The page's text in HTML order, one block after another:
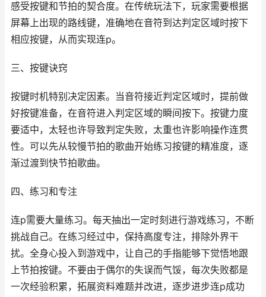
感受按键和节拍的契合度。在传统玩法下，玩家需要根据
屏幕上出现的路线键，准确地在音符到达判定区域时按下
相应按键，从而实现连p。
三、按键诀窍
按键时机特别决定因素。当音符接近判定区域时，提前做
好按键准备，在音符进入判定区域的瞬间按下。按键力度
要适中，太轻也许导致判定失败，太重也许影响操作连贯
性。可以先从较慢节拍的歌曲开始练习按键的精准度，逐
渐过渡到快节拍歌曲。
四、练习和专注
连p需要大量练习。每天抽出一定时刻进行游戏练习，不断
挑战自己。在练习经过中，保持高度专注，排除外界干
扰。全身心投入到游戏中，让自己的手指能够下觉悟地跟
上节拍按键。不要由于偶尔的失误而气馁，每次失败都是
一次经验积累，拓展资料难题并改进，逐步进步连p成功